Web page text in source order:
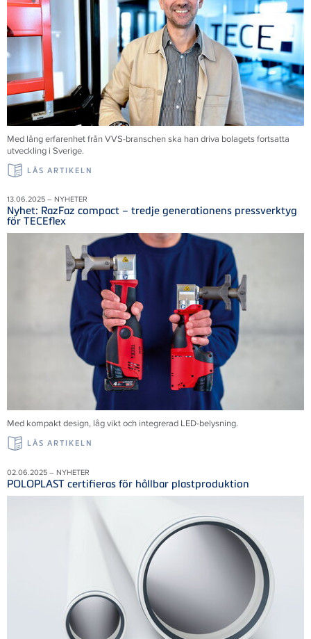
Med lång erfarenhet från VVS-branschen ska han driva bolagets fortsatta
utveckling i Sverige.
LÄS ARTIKELN
13.06.2025 – NYHETER
Nyhet: RazFaz compact – tredje generationens pressverktyg
för TECEflex
Med kompakt design, låg vikt och integrerad LED-belysning.
LÄS ARTIKELN
02.06.2025 – NYHETER
POLOPLAST certifieras för hållbar plastproduktion